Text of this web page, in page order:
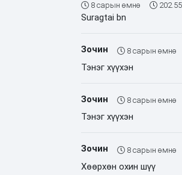
8 сарын өмнө
Suragtai bn
Зочин 8 сарын өмнө
Тэнэг хүүхэн
Зочин 8 сарын өмнө
Тэнэг хүүхэн
Зочин 8 сарын өмнө
Хөөрхөн охин шүү